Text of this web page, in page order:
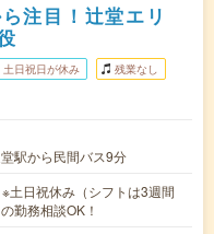
注目！辻堂エリ
土日祝日が休み 残業なし
駅から民間バス9分
日祝休み（シフトは3週間
勤務相談OK！